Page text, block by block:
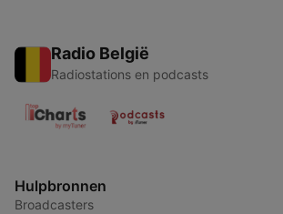
Radio België
Radiostations en podcasts
Hulpbronnen
Broadcasters